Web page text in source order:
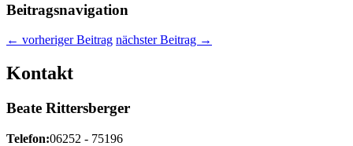
Beitragsnavigation
← vorheriger Beitrag nächster Beitrag →
Kontakt
Beate Rittersberger
Telefon:06252 - 75196